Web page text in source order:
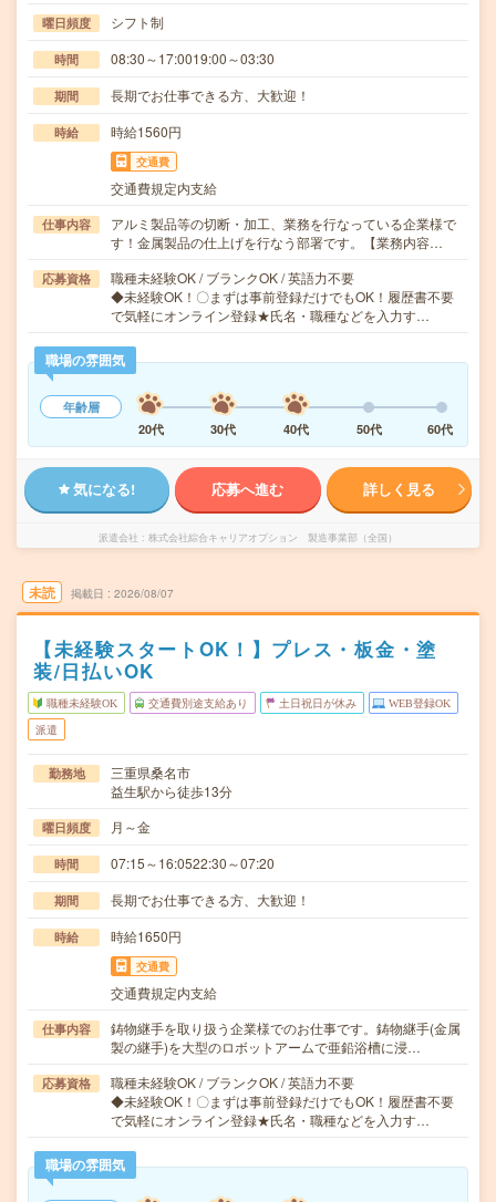
曜日頻度 シフト制
時間 08:30～17:0019:00～03:30
期間 長期でお仕事できる方、大歓迎！
時給 時給1560円
交通費
交通費規定内支給
仕事内容
アルミ製品等の切断・加工、業務を行なっている企業様で
す！金属製品の仕上げを行なう部署です。【業務内容…
応募資格
職種未経験OK / ブランクOK / 英語力不要
◆未経験OK！〇まずは事前登録だけでもOK！履歴書不要
で気軽にオンライン登録★氏名・職種などを入力す…
職場の雰囲気
年齢層
20代
30代 40代 50代 60代
気になる! 応募へ進む 詳しく見る
派遣会社 株式会社綜合キャリアオプション 製造事業部（全国）
未読 掲載日 2026/08/07
【未経験スタートOK！】プレス・板金・塗
装/日払いOK
職種未経験OK 交通費別途支給あり 土日祝日が休み WEB登録OK
派遣
勤務地
三重県桑名市
益生駅から徒歩13分
曜日頻度 月～金
時間 07:15～16:0522:30～07:20
期間 長期でお仕事できる方、大歓迎！
時給 時給1650円
交通費
交通費規定内支給
仕事内容
鋳物継手を取り扱う企業様でのお仕事です。鋳物継手(金属
製の継手)を大型のロボットアームで亜鉛浴槽に浸…
応募資格
職種未経験OK / ブランクOK / 英語力不要
◆未経験OK！〇まずは事前登録だけでもOK！履歴書不要
で気軽にオンライン登録★氏名・職種などを入力す…
職場の雰囲気